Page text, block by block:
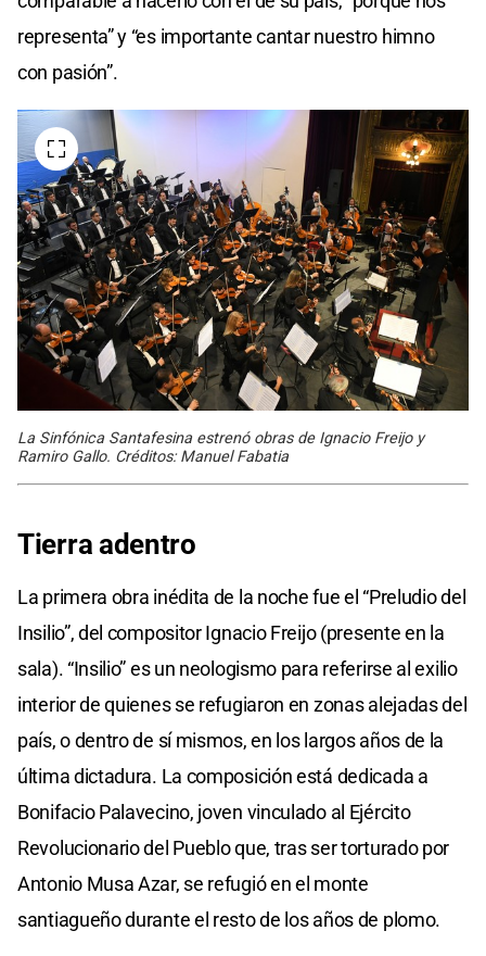
representa” y “es importante cantar nuestro himno
con pasión”.
La Sinfónica Santafesina estrenó obras de Ignacio Freijo y
Ramiro Gallo. Créditos: Manuel Fabatia
Tierra adentro
La primera obra inédita de la noche fue el “Preludio del
Insilio”, del compositor Ignacio Freijo (presente en la
sala). “Insilio” es un neologismo para referirse al exilio
interior de quienes se refugiaron en zonas alejadas del
país, o dentro de sí mismos, en los largos años de la
última dictadura. La composición está dedicada a
Bonifacio Palavecino, joven vinculado al Ejército
Revolucionario del Pueblo que, tras ser torturado por
Antonio Musa Azar, se refugió en el monte
santiagueño durante el resto de los años de plomo.